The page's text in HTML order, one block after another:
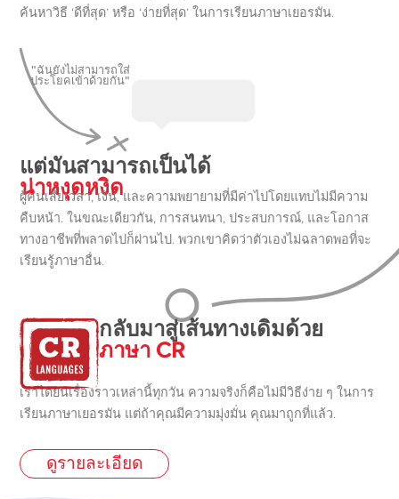
ค้นหาวิธี ‘ดีที่สุด’ หรือ ‘ง่ายที่สุด’ ในการเรียนภาษาเยอรมัน.
"ฉันยังไม่สามารถใส่
ประโยคเข้าด้วยกัน"
แต่มันสามารถเป็นได้
น่าหงุดหงิด
ผู้คนเสียเวลา, เงิน, และความพยายามที่มีค่าไปโดยแทบไม่มีความ
คืบหน้า. ในขณะเดียวกัน, การสนทนา, ประสบการณ์, และโอกาส
ทางอาชีพที่พลาดไปก็ผ่านไป. พวกเขาคิดว่าตัวเองไม่ฉลาดพอที่จะ
เรียนรู้ภาษาอื่น.
กลับมาสู่เส้นทางเดิมด้วย
ภาษา CR
เราได้ยินเรื่องราวเหล่านี้ทุกวัน ความจริงก็คือไม่มีวิธีง่าย ๆ ในการ
เรียนภาษาเยอรมัน แต่ถ้าคุณมีความมุ่งมั่น คุณมาถูกที่แล้ว.
ดูรายละเอียด